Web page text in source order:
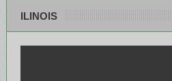
ILINOIS